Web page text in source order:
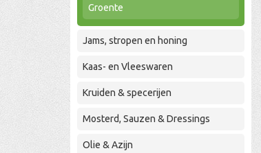
Groente
Jams, stropen en honing
Kaas- en Vleeswaren
Kruiden & specerijen
Mosterd, Sauzen & Dressings
Olie & Azijn